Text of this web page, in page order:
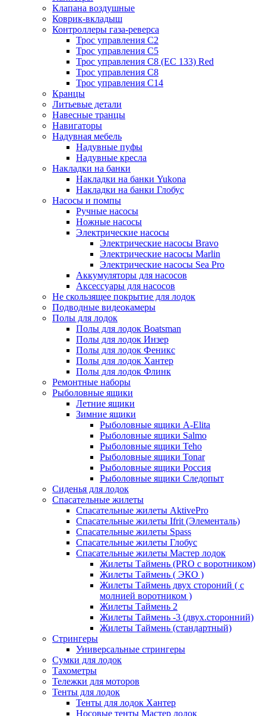
Клапана воздушные
Коврик-вкладыш
Контроллеры газа-реверса
Трос управления C2
Трос управления C5
Трос управления C8 (ЕС 133) Red
Трос управления C8
Трос управления C14
Кранцы
Литьевые детали
Навесные транцы
Навигаторы
Надувная мебель
Надувные пуфы
Надувные кресла
Накладки на банки
Накладки на банки Yukona
Накладки на банки Глобус
Насосы и помпы
Ручные насосы
Ножные насосы
Электрические насосы
Электрические насосы Bravo
Электрические насосы Marlin
Электрические насосы Sea Pro
Аккумуляторы для насосов
Аксессуары для насосов
Не скользящее покрытие для лодок
Подводные видеокамеры
Полы для лодок
Полы для лодок Boatsman
Полы для лодок Инзер
Полы для лодок Феникс
Полы для лодок Хантер
Полы для лодок Флинк
Ремонтные наборы
Рыболовные ящики
Летние ящики
Зимние ящики
Рыболовные ящики A-Elita
Рыболовные ящики Salmo
Рыболовные ящики Teho
Рыболовные ящики Tonar
Рыболовные ящики Россия
Рыболовные ящики Следопыт
Сиденья для лодок
Спасательные жилеты
Спасательные жилеты AktivePro
Спасательные жилеты Ifrit (Элементаль)
Спасательные жилеты Spass
Спасательные жилеты Глобус
Спасательные жилеты Мастер лодок
Жилеты Таймень (PRO c воротником)
Жилеты Таймень ( ЭКО )
Жилеты Таймень двух стороний ( с
молнией воротником )
Жилеты Таймень 2
Жилеты Таймень -3 (двух.сторонний)
Жилеты Таймень (стандартный)
Стрингеры
Универсальные стрингеры
Сумки для лодок
Тахометры
Тележки для моторов
Тенты для лодок
Тенты для лодок Хантер
Носовые тенты Мастер лодок